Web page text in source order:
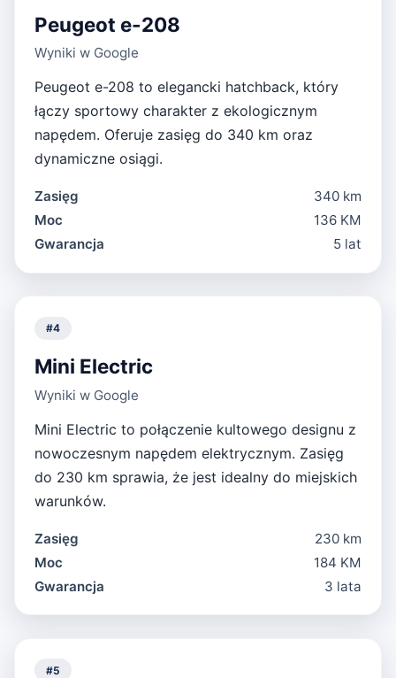
Peugeot e-208
Wyniki w Google
Peugeot e-208 to elegancki hatchback, który
łączy sportowy charakter z ekologicznym
napędem. Oferuje zasięg do 340 km oraz
dynamiczne osiągi.
Zasięg
340 km
Moc
136 KM
Gwarancja
5 lat
#4
Mini Electric
Wyniki w Google
Mini Electric to połączenie kultowego designu z
nowoczesnym napędem elektrycznym. Zasięg
do 230 km sprawia, że jest idealny do miejskich
warunków.
Zasięg
230 km
Moc
184 KM
Gwarancja
3 lata
#5